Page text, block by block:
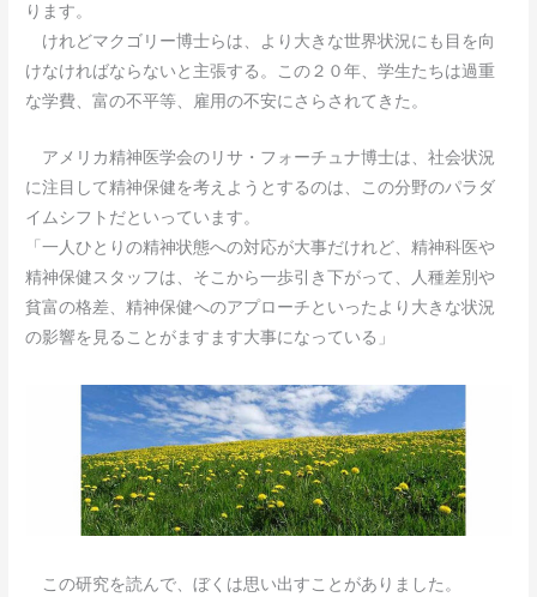
ります。
けれどマクゴリー博士らは、より大きな世界状況にも目を向
けなければならないと主張する。この２０年、学生たちは過重
な学費、富の不平等、雇用の不安にさらされてきた。
アメリカ精神医学会のリサ・フォーチュナ博士は、社会状況
に注目して精神保健を考えようとするのは、この分野のパラダ
イムシフトだといっています。
「一人ひとりの精神状態への対応が大事だけれど、精神科医や
精神保健スタッフは、そこから一歩引き下がって、人種差別や
貧富の格差、精神保健へのアプローチといったより大きな状況
の影響を見ることがますます大事になっている」
この研究を読んで、ぼくは思い出すことがありました。